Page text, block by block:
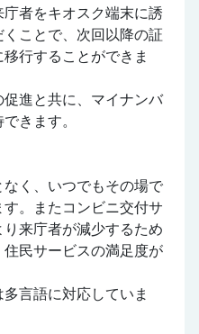
者をキオスク端末に誘
ことで、次回以降の証
行することができま
進と共に、マイナンバ
きます。
く、いつでもその場で
。またコンビニ交付サ
来庁者が減少するため
民サービスの満足度が
言語に対応していま